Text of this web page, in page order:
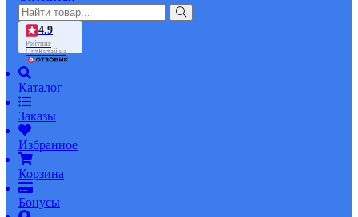
4.9
Рейтинг
ОптКитай на
Каталог
Заказы
Избранное
Корзина
Бонусы